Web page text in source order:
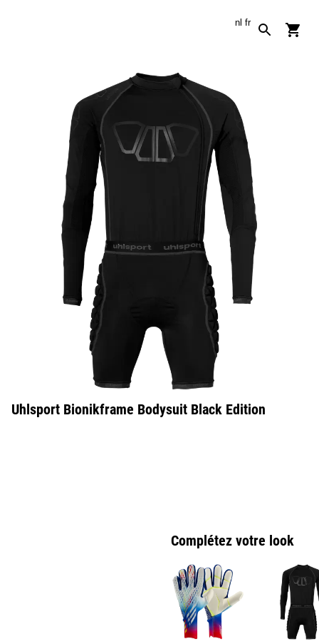
nl fr
Uhlsport Bionikframe Bodysuit Black Edition
Complétez votre look